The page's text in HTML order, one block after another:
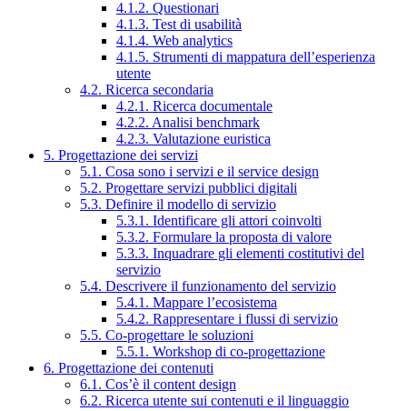
4.1.2. Questionari
4.1.3. Test di usabilità
4.1.4. Web analytics
4.1.5. Strumenti di mappatura dell’esperienza
utente
4.2. Ricerca secondaria
4.2.1. Ricerca documentale
4.2.2. Analisi benchmark
4.2.3. Valutazione euristica
5. Progettazione dei servizi
5.1. Cosa sono i servizi e il service design
5.2. Progettare servizi pubblici digitali
5.3. Definire il modello di servizio
5.3.1. Identificare gli attori coinvolti
5.3.2. Formulare la proposta di valore
5.3.3. Inquadrare gli elementi costitutivi del
servizio
5.4. Descrivere il funzionamento del servizio
5.4.1. Mappare l’ecosistema
5.4.2. Rappresentare i flussi di servizio
5.5. Co-progettare le soluzioni
5.5.1. Workshop di co-progettazione
6. Progettazione dei contenuti
6.1. Cos’è il content design
6.2. Ricerca utente sui contenuti e il linguaggio